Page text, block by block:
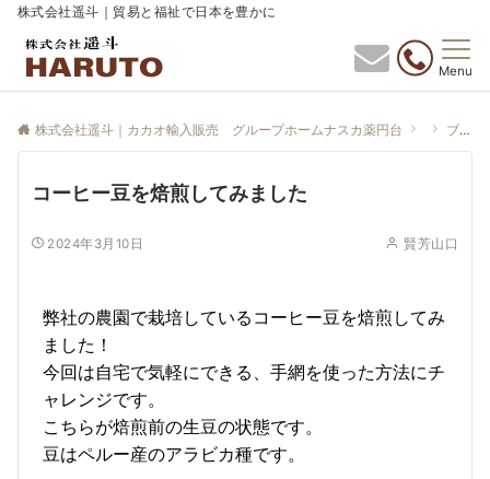
株式会社遥斗｜貿易と福祉で日本を豊かに
Menu
株式会社遥斗｜カカオ輸入販売 グループホームナスカ薬円台 ブログ
コーヒー豆を焙煎してみました
2024年3月10日 賢芳山口
弊社の農園で栽培しているコーヒー豆を焙煎してみ
ました！
今回は自宅で気軽にできる、手網を使った方法にチ
ャレンジです。
こちらが焙煎前の生豆の状態です。
豆はペルー産のアラビカ種です。